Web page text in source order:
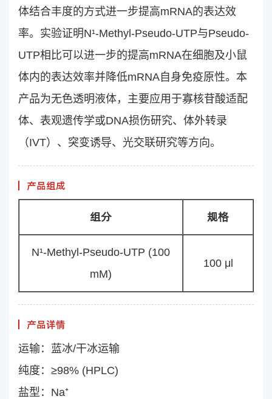
体结合丰度的方式进一步提高mRNA的表达效
率。实验证明N¹-Methyl-Pseudo-UTP与Pseudo-
UTP相比可以进一步的提高mRNA在细胞及小鼠
体内的表达效率并降低mRNA自身免疫原性。本
产品为无色透明液体，主要应用于寡核苷酸适配
体、表观遗传学或DNA损伤研究、体外转录
（IVT）、突变诱导、光交联研究等方向。
产品组成
组分 规格
N¹-Methyl-Pseudo-UTP (100
mM)
100 μl
产品详情
运输：蓝冰/干冰运输
纯度：≥98% (HPLC)
盐型：Na⁺